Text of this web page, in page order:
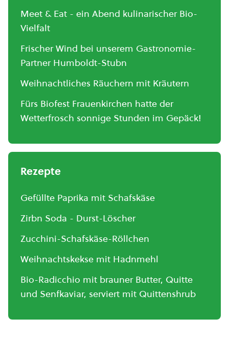
Meet & Eat - ein Abend kulinarischer Bio-
Vielfalt
Frischer Wind bei unserem Gastronomie-
Partner Humboldt-Stubn
Weihnachtliches Räuchern mit Kräutern
Fürs Biofest Frauenkirchen hatte der
Wetterfrosch sonnige Stunden im Gepäck!
Rezepte
Gefüllte Paprika mit Schafskäse
Zirbn Soda - Durst-Löscher
Zucchini-Schafskäse-Röllchen
Weihnachtskekse mit Hadnmehl
Bio-Radicchio mit brauner Butter, Quitte
und Senfkaviar, serviert mit Quittenshrub